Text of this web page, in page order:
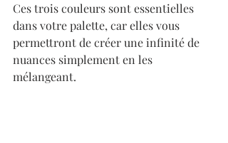
Ces trois couleurs sont essentielles
dans votre palette, car elles vous
permettront de créer une infinité de
nuances simplement en les
mélangeant.